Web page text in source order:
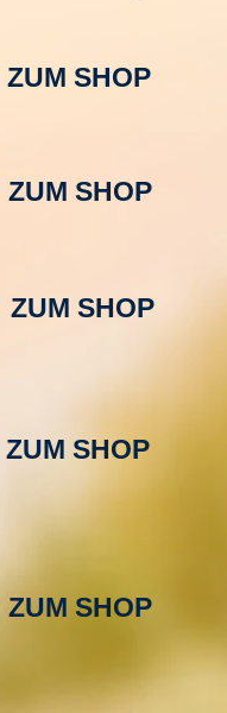
ZUM SHOP
ZUM SHOP
ZUM SHOP
ZUM SHOP
ZUM SHOP